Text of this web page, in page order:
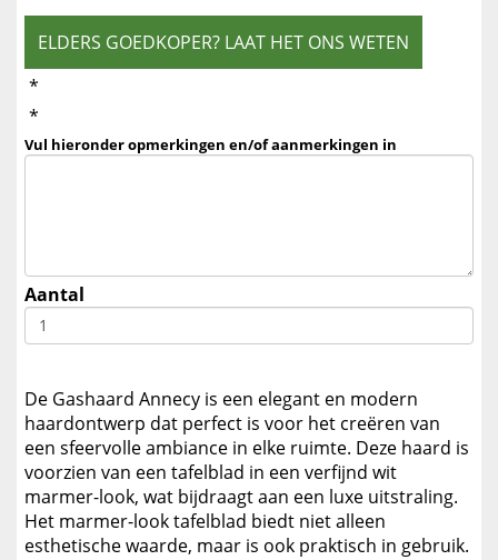
ELDERS GOEDKOPER? LAAT HET ONS WETEN
*
*
Vul hieronder opmerkingen en/of aanmerkingen in
Aantal
De Gashaard Annecy is een elegant en modern
haardontwerp dat perfect is voor het creëren van
een sfeervolle ambiance in elke ruimte. Deze haard is
voorzien van een tafelblad in een verfijnd wit
marmer-look, wat bijdraagt aan een luxe uitstraling.
Het marmer-look tafelblad biedt niet alleen
esthetische waarde, maar is ook praktisch in gebruik.